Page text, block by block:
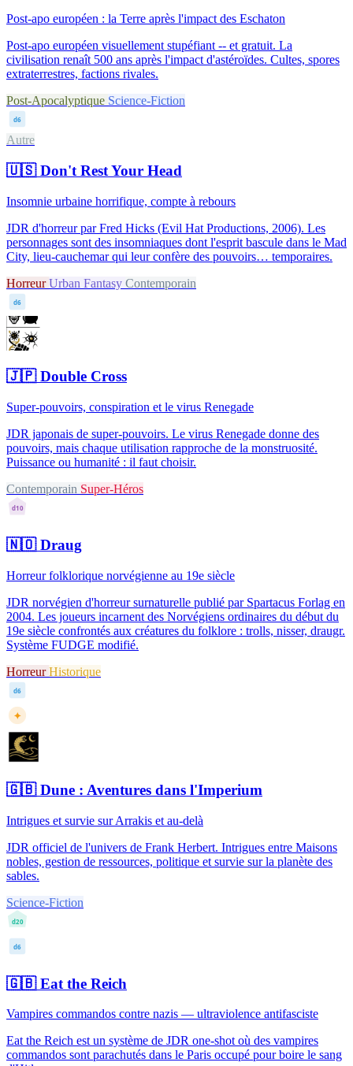
Post-apo européen : la Terre après l'impact des Eschaton
Post-apo européen visuellement stupéfiant -- et gratuit. La
civilisation renaît 500 ans après l'impact d'astéroïdes. Cultes, spores
extraterrestres, factions rivales.
Post-Apocalyptique Science-Fiction
d6
Autre
🇺🇸Don't Rest Your Head
Insomnie urbaine horrifique, compte à rebours
JDR d'horreur par Fred Hicks (Evil Hat Productions, 2006). Les
personnages sont des insomniaques dont l'esprit bascule dans le Mad
City, lieu-cauchemar qui leur confère des pouvoirs… temporaires.
HorreurUrban Fantasy Contemporain
d6
🇯🇵Double Cross
Super-pouvoirs, conspiration et le virus Renegade
JDR japonais de super-pouvoirs. Le virus Renegade donne des
pouvoirs, mais chaque utilisation rapproche de la monstruosité.
Puissance ou humanité : il faut choisir.
Contemporain Super-Héros
d10
🇳🇴Draug
Horreur folklorique norvégienne au 19e siècle
JDR norvégien d'horreur surnaturelle publié par Spartacus Forlag en
2004. Les joueurs incarnent des Norvégiens ordinaires du début du
19e siècle confrontés aux créatures du folklore : trolls, nisser, draugr.
Système FUDGE modifié.
HorreurHistorique
d6
✦
🇬🇧Dune : Aventures dans l'Imperium
Intrigues et survie sur Arrakis et au-delà
JDR officiel de l'univers de Frank Herbert. Intrigues entre Maisons
nobles, gestion de ressources, politique et survie sur la planète des
sables.
Science-Fiction
d20
d6
🇬🇧Eat the Reich
Vampires commandos contre nazis — ultraviolence antifasciste
Eat the Reich est un système de JDR one-shot où des vampires
commandos sont parachutés dans le Paris occupé pour boire le sang